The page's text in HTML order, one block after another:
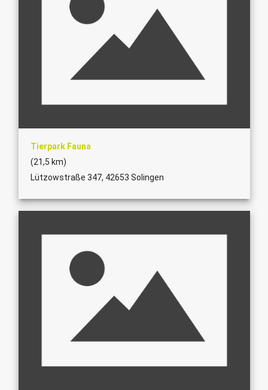
Tierpark Fauna
(21,5 km)
Lützowstraße 347, 42653 Solingen